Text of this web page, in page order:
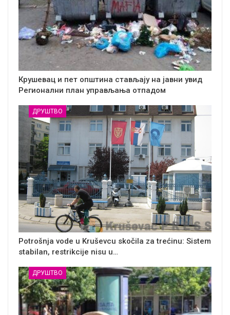
Крушевац и пет општина стављају на јавни увид
Регионални план управљања отпадом
ДРУШТВО
Potrošnja vode u Kruševcu skočila za trećinu: Sistem
stabilan, restrikcije nisu u…
ДРУШТВО